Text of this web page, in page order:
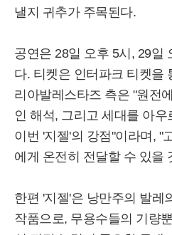
낼지 귀추가 주목된다.
공연은 28일 오후 5시, 29일
다. 티켓은 인터파크 티켓을
리아발레스타즈 측은 "원전
인 해석, 그리고 세대를 아
이번 '지젤'의 강점"이라며, "
에게 온전히 전달할 수 있을
한편 '지젤'은 낭만주의 발레
작품으로, 무용수들의 기량